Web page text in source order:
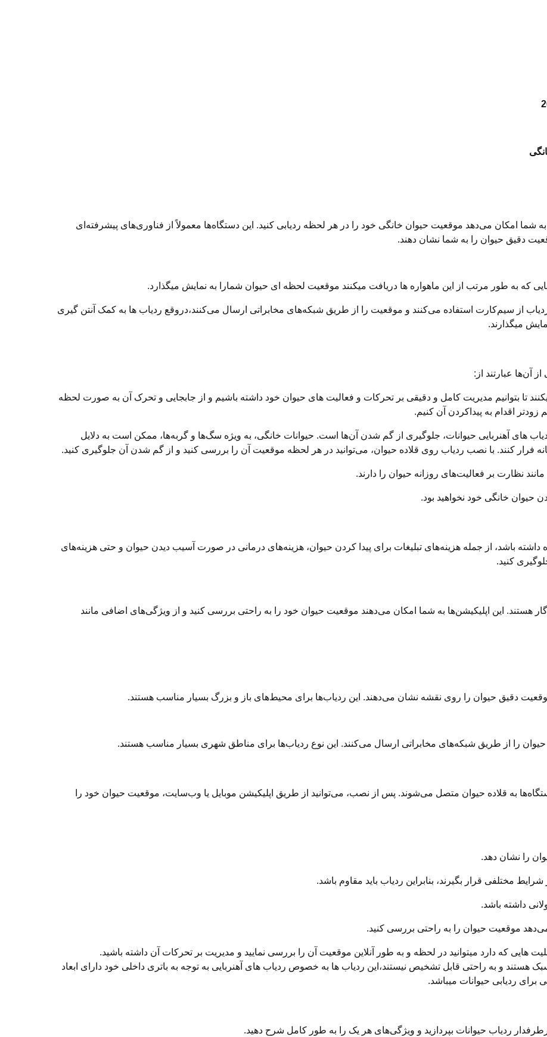
امکان می‌دهد موقعیت حیوان خانگی خود را در هر لحظه ردیابی کنید. این دستگاه‌ها معمولاً از فناوری‌های پیشرفته‌ای
دقیق حیوان را به شما نشان دهند.
که به طور مرتب از این ماهواره ها دریافت میکنند موقعیت لحظه ای حیوان شمارا به نمایش میگذارد.
از سیم‌کارت استفاده می‌کنند و موقعیت را از طریق شبکه‌های مخابراتی ارسال می‌کنند،دروقع ردیاب ها به کمک آنتن گیری
میگذارند.
آن‌ها عبارتند از:
تا بتوانیم مدیریت کامل و دقیقی بر تحرکات و فعالیت های حیوان خود داشته باشیم و از جابجایی و تحرک آن به صورت لحظه
اقدام به پیداکردن آن کنیم.
های آهنربایی حیوانات، جلوگیری از گم شدن آن‌ها است. حیوانات خانگی، به ویژه سگ‌ها و گربه‌ها، ممکن است به دلایل
فرار کنند. با نصب ردیاب روی قلاده حیوان، می‌توانید در هر لحظه موقعیت آن را بررسی کنید و از گم شدن آن جلوگیری کنید.
نظارت بر فعالیت‌های روزانه حیوان را دارند.
حیوان خانگی خود نخواهید بود.
داشته باشد، از جمله هزینه‌های تبلیغات برای پیدا کردن حیوان، هزینه‌های درمانی در صورت آسیب دیدن حیوان و حتی هزینه‌های
کنید.
هستند. این اپلیکیشن‌ها به شما امکان می‌دهند موقعیت حیوان خود را به راحتی بررسی کنید و از ویژگی‌های اضافی مانند
را از طریق شبکه‌های مخابراتی ارسال می‌کنند. این نوع ردیاب‌ها برای مناطق شهری بسیار مناسب هستند.
به قلاده حیوان متصل می‌شوند. پس از نصب، می‌توانید از طریق اپلیکیشن موبایل یا وب‌سایت، موقعیت حیوان خود را
را نشان دهد.
مختلفی قرار بگیرند، بنابراین ردیاب باید مقاوم باشد.
داشته باشد.
موقعیت حیوان را به راحتی بررسی کنید.
هایی که دارد میتوانید در لحظه و به طور آنلاین موقعیت آن را بررسی نمایید و مدیریت بر تحرکات آن داشته باشید.
هستند و به راحتی قابل تشخیص نیستند،این ردیاب ها به خصوص ردیاب های آهنربایی به توجه به باتری داخلی خود دارای ابعاد
برای ردیابی حیوانات میباشد.
ردیاب حیوانات بپردازید و ویژگی‌های هر یک را به طور کامل شرح دهید.